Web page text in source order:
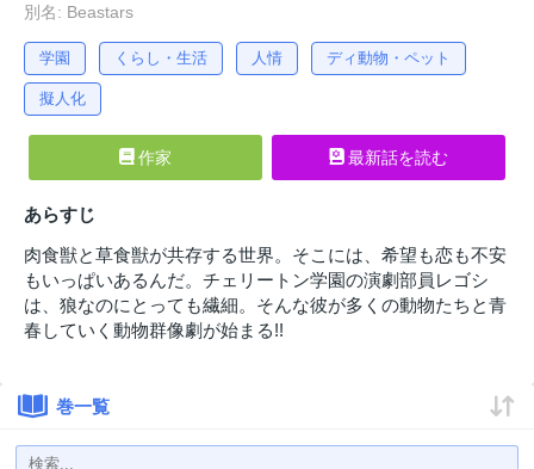
別名: Beastars
学園 くらし・生活 人情 ディ動物・ペット
擬人化
作家 最新話を読む
あらすじ
肉食獣と草食獣が共存する世界。そこには、希望も恋も不安
もいっぱいあるんだ。チェリートン学園の演劇部員レゴシ
は、狼なのにとっても繊細。そんな彼が多くの動物たちと青
春していく動物群像劇が始まる!!
巻一覧